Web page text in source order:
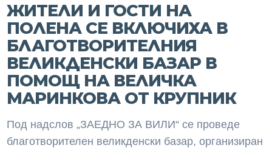
ЖИТЕЛИ И ГОСТИ НА
ПОЛЕНА СЕ ВКЛЮЧИХА В
БЛАГОТВОРИТЕЛНИЯ
ВЕЛИКДЕНСКИ БАЗАР В
ПОМОЩ НА ВЕЛИЧКА
МАРИНКОВА ОТ КРУПНИК
Под надслов „ЗАЕДНО ЗА ВИЛИ“ се проведе
благотворителен великденски базар, организиран